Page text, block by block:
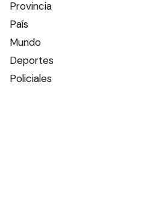
Provincia
País
Mundo
Deportes
Policiales